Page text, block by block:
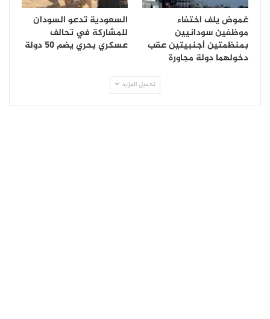
غموض يلف اختفاء
موظفين سودانيين
بمنظمتين أجنبيتين عقب
دخولهما دولة مجاورة
السعودية تدعو السودان
للمشاركة في تحالف
عسكري بحري يضم 50 دولة
تحميل المزيد